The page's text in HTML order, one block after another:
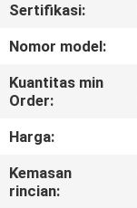
WISATA
PABRIK
KONTROL
KUALITAS
HUBUNGI
Sertifikasi:
Nomor model:
Kuantitas min
Order:
Harga:
Kemasan
rincian: